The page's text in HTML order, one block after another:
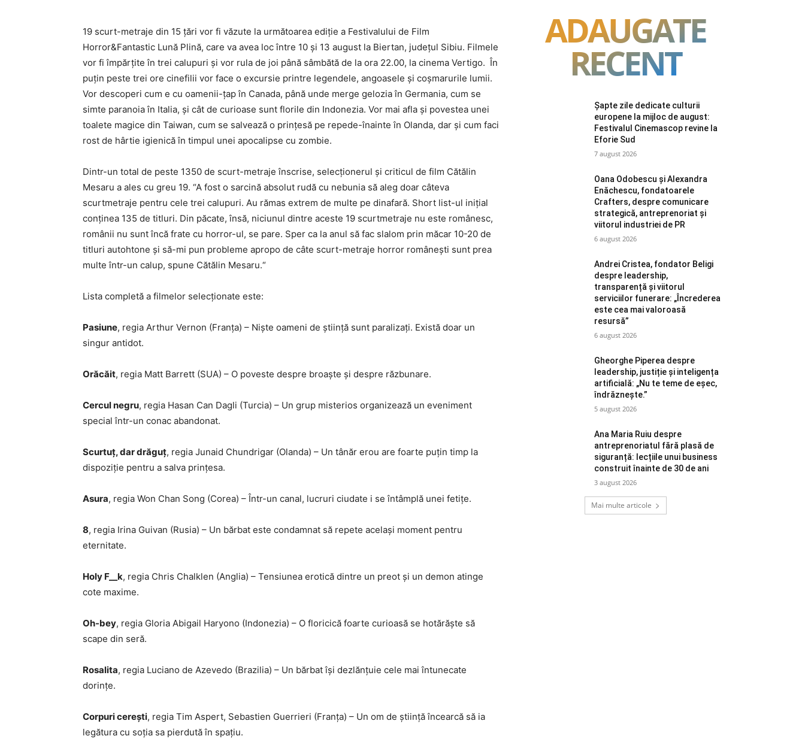
19 scurt-metraje din 15 țări vor fi văzute la următoarea ediție a Festivalului de Film
Horror&Fantastic Lună Plină, care va avea loc între 10 și 13 august la Biertan, județul Sibiu. Filmele
vor fi împărțite în trei calupuri și vor rula de joi până sâmbătă de la ora 22.00, la cinema Vertigo. În
puțin peste trei ore cinefilii vor face o excursie printre legendele, angoasele și coșmarurile lumii.
Vor descoperi cum e cu oamenii-țap în Canada, până unde merge gelozia în Germania, cum se
simte paranoia în Italia, și cât de curioase sunt florile din Indonezia. Vor mai afla și povestea unei
toalete magice din Taiwan, cum se salvează o prințesă pe repede-înainte în Olanda, dar și cum faci
rost de hârtie igienică în timpul unei apocalipse cu zombie.
Dintr-un total de peste 1350 de scurt-metraje înscrise, selecționerul și criticul de film Cătălin
Mesaru a ales cu greu 19. “A fost o sarcină absolut rudă cu nebunia să aleg doar câteva
scurtmetraje pentru cele trei calupuri. Au rămas extrem de multe pe dinafară. Short list-ul inițial
conținea 135 de titluri. Din păcate, însă, niciunul dintre aceste 19 scurtmetraje nu este românesc,
românii nu sunt încă frate cu horror-ul, se pare. Sper ca la anul să fac slalom prin măcar 10-20 de
titluri autohtone și să-mi pun probleme apropo de câte scurt-metraje horror românești sunt prea
multe într-un calup, spune Cătălin Mesaru.“
Lista completă a filmelor selecționate este:
Pasiune, regia Arthur Vernon (Franța) – Niște oameni de știință sunt paralizați. Există doar un
singur antidot.
Orăcăit, regia Matt Barrett (SUA) – O poveste despre broaște și despre răzbunare.
Cercul negru, regia Hasan Can Dagli (Turcia) – Un grup misterios organizează un eveniment
special într-un conac abandonat.
Scurtuț, dar drăguț, regia Junaid Chundrigar (Olanda) – Un tânăr erou are foarte puțin timp la
dispoziție pentru a salva prințesa.
Asura, regia Won Chan Song (Corea) – Într-un canal, lucruri ciudate i se întâmplă unei fetițe.
8, regia Irina Guivan (Rusia) – Un bărbat este condamnat să repete același moment pentru
eternitate.
Holy F__k, regia Chris Chalklen (Anglia) – Tensiunea erotică dintre un preot și un demon atinge
cote maxime.
Oh-bey, regia Gloria Abigail Haryono (Indonezia) – O floricică foarte curioasă se hotărăște să
scape din seră.
Rosalita, regia Luciano de Azevedo (Brazilia) – Un bărbat își dezlănțuie cele mai întunecate
dorințe.
Corpuri cerești, regia Tim Aspert, Sebastien Guerrieri (Franța) – Un om de știință încearcă să ia
legătura cu soția sa pierdută în spațiu.
ADAUGATE
RECENT
Șapte zile dedicate culturii
europene la mijloc de august:
Festivalul Cinemascop revine la
Eforie Sud
7 august 2026
Oana Odobescu și Alexandra
Enăchescu, fondatoarele
Crafters, despre comunicare
strategică, antreprenoriat și
viitorul industriei de PR
6 august 2026
Andrei Cristea, fondator Beligi
despre leadership,
transparență și viitorul
serviciilor funerare: „Încrederea
este cea mai valoroasă
resursă”
6 august 2026
Gheorghe Piperea despre
leadership, justiție și inteligența
artificială: „Nu te teme de eșec,
îndrăznește.”
5 august 2026
Ana Maria Ruiu despre
antreprenoriatul fără plasă de
siguranță: lecțiile unui business
construit înainte de 30 de ani
3 august 2026
Mai multe articole